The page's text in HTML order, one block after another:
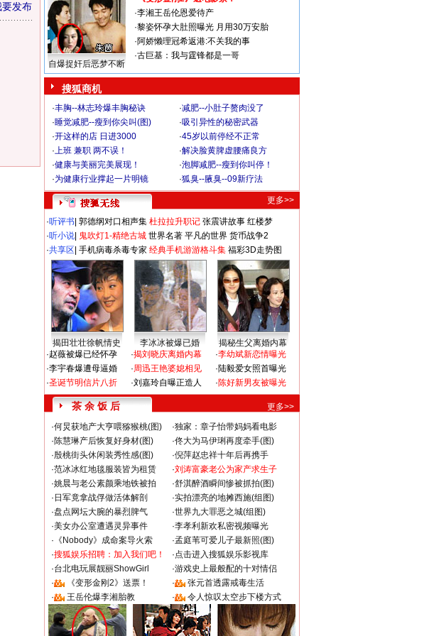
要发布
自爆捉奸后恶梦不断
·李湘王岳伦恩爱待产
·黎姿怀孕大肚照曝光 月用30万安胎
·阿娇懒理冠希返港:不关我的事
·古巨基：我与霆锋都是一哥
搜狐商机
·丰胸--林志玲爆丰胸秘诀 ·减肥--小肚子赘肉没了
·睡觉减肥--瘦到你尖叫(图) ·吸引异性的秘密武器
·开这样的店 日进3000 ·45岁以前停经不正常
·上班 兼职 两不误！ ·解决脸黄脾虚腰痛良方
·健康与美丽完美展现！ ·泡脚减肥--瘦到你叫停！
·为健康行业撑起一片明镜 ·狐臭--腋臭--09新疗法
更多>>
·听评书 郭德纲对口相声集 杜拉拉升职记 张震讲故事 红楼梦
·听小说 鬼吹灯1-精绝古城 世界名著 平凡的世界 货币战争2
·共享区 手机病毒杀毒专家 经典手机游游格斗集 福彩3D走势图
揭田壮壮徐帆情史 李冰冰被爆已婚
揭秘生父离婚内幕
·赵薇被爆已经怀孕
·李宇春爆遭母逼婚
·圣诞节明信片八折
·揭刘晓庆离婚内幕
·周迅王艳婆媳相见
·刘嘉玲自曝正造人
·李幼斌新恋情曝光
·陆毅爱女照首曝光
·陈好新男友被曝光
茶 余 饭 后
更多>>
·何炅获地产大亨喂猕猴桃(图) ·独家：章子怡带妈妈看电影
·陈慧琳产后恢复好身材(图) ·佟大为马伊琍再度牵手(图)
·殷桃街头休闲装秀性感(图) ·倪萍赵忠祥十年后再携手
·范冰冰红地毯服装皆为租赁 ·刘涛富豪老公为家产求生子
·姚晨与老公素颜乘地铁被拍 ·舒淇醉酒瞬间惨被抓拍(图)
· 日军竟拿战俘做活体解剖 ·实拍漂亮的地摊西施(组图)
·盘点网坛大腕的暴烈脾气 ·世界九大罪恶之城(组图)
·美女办公室遭遇灵异事件 ·李孝利新欢私密视频曝光
· 《Nobody》成命案导火索 ·孟庭苇可爱儿子最新照(图)
·搜狐娱乐招聘：加入我们吧！ ·点击进入搜狐娱乐影视库
·台北电玩展靓丽ShowGirl ·游戏史上最般配的十对情侣
·
《变形金刚2》送票！ ·
张元首透露戒毒生活
·
王岳伦爆李湘胎教 · 令人惊叹太空步下楼方式